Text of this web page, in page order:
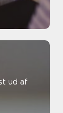
ud af